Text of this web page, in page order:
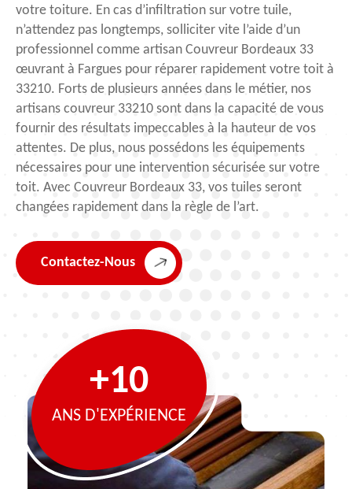
votre toiture. En cas d’infiltration sur votre tuile,
n’attendez pas longtemps, solliciter vite l’aide d’un
professionnel comme artisan Couvreur Bordeaux 33
œuvrant à Fargues pour réparer rapidement votre toit à
33210. Forts de plusieurs années dans le métier, nos
artisans couvreur 33210 sont dans la capacité de vous
fournir des résultats impeccables à la hauteur de vos
attentes. De plus, nous possédons les équipements
nécessaires pour une intervention sécurisée sur votre
toit. Avec Couvreur Bordeaux 33, vos tuiles seront
changées rapidement dans la règle de l’art.
Contactez-Nous
+10
ANS D'EXPÉRIENCE